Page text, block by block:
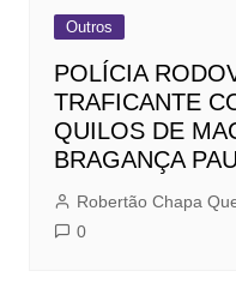
Outros
POLÍCIA
TRAFICANTE
QUILOS DE
BRAGANÇA
Robertão Chapa
0